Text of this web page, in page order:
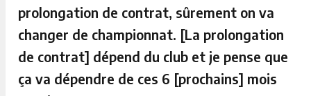
prolongation de contrat, sûrement on va
changer de championnat. [La prolongation
de contrat] dépend du club et je pense que
ça va dépendre de ces 6 [prochains] mois